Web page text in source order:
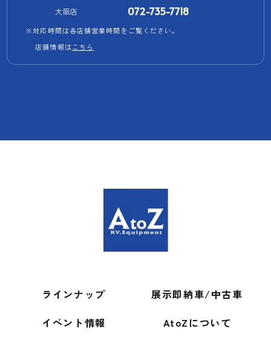
大阪店 072-735-7718
※対応時間は各店舗営業時間をご覧ください。
店舗情報はこちら
ラインナップ
展示即納車/中古車
イベント情報
AtoZについて